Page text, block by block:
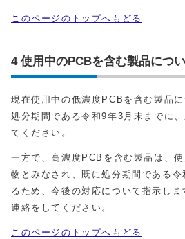
このページのトップへもどる
4 使用中のPCBを含む製品につ
現在使用中の低濃度PCBを含む製品に
処分期間である令和9年3月末までに
てください。
一方で、高濃度PCBを含む製品は、
物とみなされ、既に処分期間である
るため、今後の対応について指示し
連絡をしてください。
このページのトップへもどる